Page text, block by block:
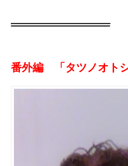
番外編 「タツノオトシ